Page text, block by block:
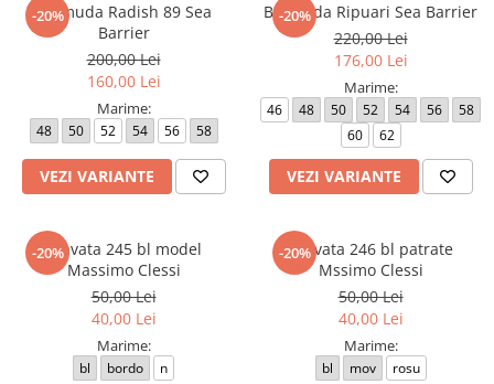
-20%
Bermuda Radish 89 Sea
Barrier
200,00 Lei
160,00 Lei
Marime:
48 50 52 54 56 58
VEZI VARIANTE
-20%
Bermuda Ripuari Sea Barrier
220,00 Lei
176,00 Lei
Marime:
46 48 50 52 54 56
58
60
62
VEZI VARIANTE
-20%
Cravata 245 bl model
Massimo Clessi
50,00 Lei
40,00 Lei
Marime:
bl bordo n
-20%
Cravata 246 bl patrate
Mssimo Clessi
50,00 Lei
40,00 Lei
Marime:
bl mov rosu